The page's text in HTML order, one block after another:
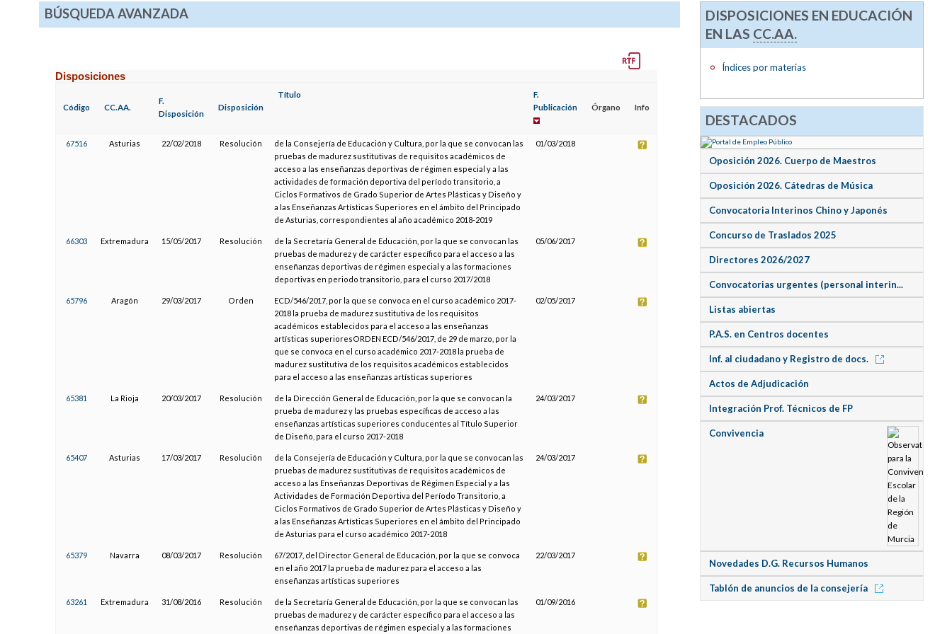
BÚSQUEDA AVANZADA
Disposiciones
Código CC.AA.
F.
Disposición
Disposición
Título
F.
Publicación
Órgano Info
67516 Asturias 22/02/2018 Resolución
de la Consejería de Educación y Cultura, por la que se convocan las
pruebas de madurez sustitutivas de requisitos académicos de
acceso a las enseñanzas deportivas de régimen especial y a las
actividades de formación deportiva del período transitorio, a
Ciclos Formativos de Grado Superior de Artes Plásticas y Diseño y
a las Enseñanzas Artísticas Superiores en el ámbito del Principado
de Asturias, correspondientes al año académico 2018-2019
01/03/2018
66303 Extremadura 15/05/2017 Resolución
de la Secretaría General de Educación, por la que se convocan las
pruebas de madurez y de carácter específico para el acceso a las
enseñanzas deportivas de régimen especial y a las formaciones
deportivas en periodo transitorio, para el curso 2017/2018
05/06/2017
65796 Aragón 29/03/2017 Orden
ECD/546/2017, por la que se convoca en el curso académico 2017-
2018 la prueba de madurez sustitutiva de los requisitos
académicos establecidos para el acceso a las enseñanzas
artísticas superioresORDEN ECD/546/2017, de 29 de marzo, por la
que se convoca en el curso académico 2017-2018 la prueba de
madurez sustitutiva de los requisitos académicos establecidos
para el acceso a las enseñanzas artísticas superiores
02/05/2017
65381 La Rioja 20/03/2017 Resolución
de la Dirección General de Educación, por la que se convocan la
prueba de madurez y las pruebas específicas de acceso a las
enseñanzas artísticas superiores conducentes al Título Superior
de Diseño, para el curso 2017-2018
24/03/2017
65407 Asturias 17/03/2017 Resolución
de la Consejería de Educación y Cultura, por la que se convocan las
pruebas de madurez sustitutivas de requisitos académicos de
acceso a las Enseñanzas Deportivas de Régimen Especial y a las
Actividades de Formación Deportiva del Período Transitorio, a
Ciclos Formativos de Grado Superior de Artes Plásticas y Diseño y
a las Enseñanzas Artísticas Superiores en el ámbito del Principado
de Asturias para el curso académico 2017-2018
24/03/2017
65379 Navarra 08/03/2017 Resolución
67/2017, del Director General de Educación, por la que se convoca
en el año 2017 la prueba de madurez para el acceso a las
enseñanzas artísticas superiores
22/03/2017
63261 Extremadura 31/08/2016 Resolución
de la Secretaría General de Educación, por la que se convocan las
pruebas de madurez y de carácter específico para el acceso a las
enseñanzas deportivas de régimen especial y a las formaciones
01/09/2016
DISPOSICIONES EN EDUCACIÓN
EN LAS CC.AA.
Índices por materias
DESTACADOS
Oposición 2026. Cuerpo de Maestros
Oposición 2026. Cátedras de Música
Convocatoria Interinos Chino y Japonés
Concurso de Traslados 2025
Directores 2026/2027
Convocatorias urgentes (personal interin...
Listas abiertas
P.A.S. en Centros docentes
Inf. al ciudadano y Registro de docs.
Actos de Adjudicación
Integración Prof. Técnicos de FP
Convivencia
Novedades D.G. Recursos Humanos
Tablón de anuncios de la consejería